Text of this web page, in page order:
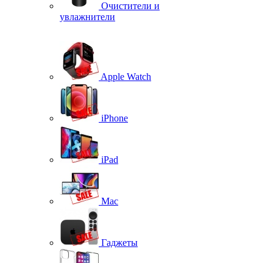
Очистители и
увлажнители
Apple Watch
iPhone
iPad
Mac
Гаджеты